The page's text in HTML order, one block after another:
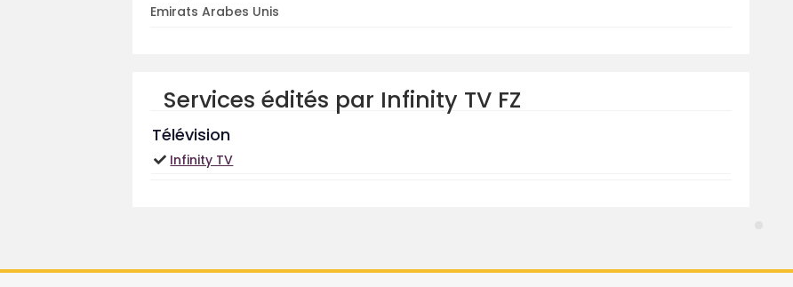
Emirats Arabes Unis
Services édités par Infinity TV FZ
Télévision
Infinity TV